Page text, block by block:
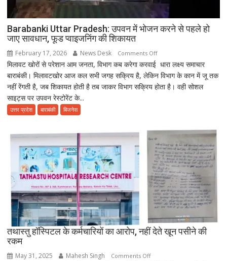
Barabanki Uttar Pradesh: उपवन में भोजन करने से पहले हो
जाए सावधान, फूड प्वाइजनिंग की शिकायत
February 17, 2026 News Desk Comments Offon
Barabanki
Uttar
Pradesh:
करने
से
पहले
हो
जाए
सावधान,
फूड
प्वाइजनिंग
की
शिकायत
मिलावट खोरों से परेशान आम जनता, विभाग कब करेगा करवाई धारा लक्ष्य समाचार
बाराबंकी। मिलावटखोर आज कल सभी जगह सक्रिय है, लेकिन विभाग के कान में जू तक
नहीं रेंगती है, जब शिकायत होती है तब जाकर विभाग सक्रिय होता है। वही सोशल
साइट्स पर उपवन रेस्टोरेंट के...
उत्तर प्रदेश बाराबंकी बिजनेस
तथास्तु हॉस्पिटल के कर्मचारियों का आरोप, नहीं देते खून पसीने की
रकम
May 31, 2025 Mahesh Singh Comments Offon